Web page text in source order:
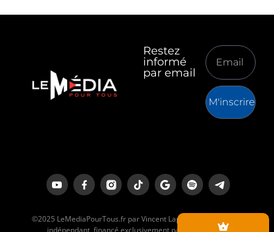
Restez
informé
par email
M'inscrire
©2025 LeMediaPourTous.fr par Vincent Lapierre est un média